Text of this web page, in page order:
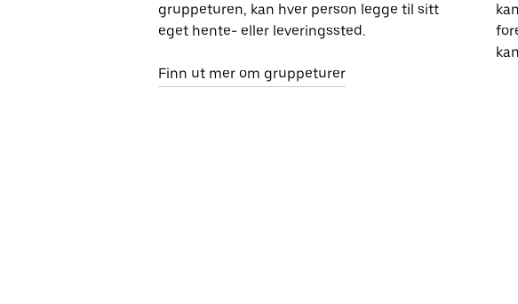
gruppeturen, kan hver person legge til sitt
eget hente- eller leveringssted.
Finn ut mer om gruppeturer